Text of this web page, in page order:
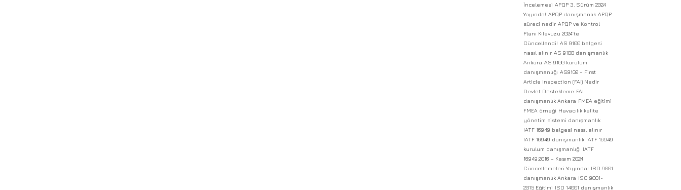
İncelemesi APQP 3. Sürüm 2024
Yayında! APQP danışmanlık APQP
süreci nedir APQP ve Kontrol
Planı Kılavuzu 2024’te
Güncellendi! AS 9100 belgesi
nasıl alınır AS 9100 danışmanlık
Ankara AS 9100 kurulum
danışmanlığı AS9102 – First
Article Inspection (FAI) Nedir
Devlet Destekleme FAI
danışmanlık Ankara FMEA eğitimi
FMEA örneği Havacılık kalite
yönetim sistemi danışmanlık
IATF 16949 belgesi nasıl alınır
IATF 16949 danışmanlık IATF 16949
kurulum danışmanlığı IATF
16949:2016 – Kasım 2024
Güncellemeleri Yayında! ISO 9001
danışmanlık Ankara ISO 9001-
2015 Eğitimi ISO 14001 danışmanlık